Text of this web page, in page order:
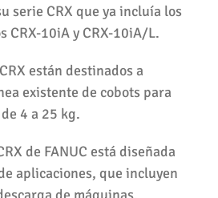
serie CRX que ya incluía los
CRX-10iA y CRX-10iA/L.
están destinados a
existente de cobots para
4 a 25 kg.
de FANUC está diseñada
aplicaciones, que incluyen